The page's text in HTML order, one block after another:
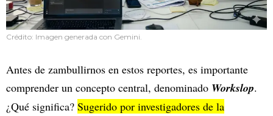
Crédito: Imagen generada con Gemini.
Antes de zambullirnos en estos reportes, es importante
comprender un concepto central, denominado Workslop.
¿Qué significa? Sugerido por investigadores de la